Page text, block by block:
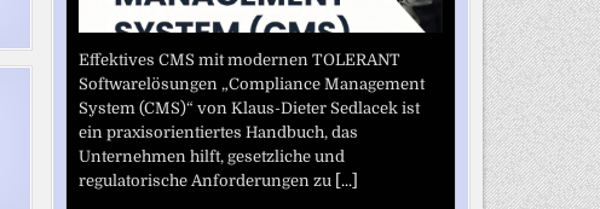
Effektives CMS mit modernen TOLERANT
Softwarelösungen „Compliance Management
System (CMS)“ von Klaus-Dieter Sedlacek ist
ein praxisorientiertes Handbuch, das
Unternehmen hilft, gesetzliche und
regulatorische Anforderungen zu [...]